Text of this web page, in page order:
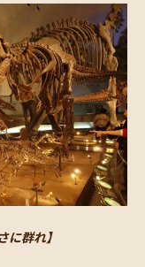
に群れ】